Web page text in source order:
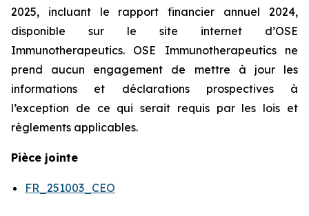
2025, incluant le rapport financier annuel 2024,
disponible sur le site internet d’OSE
Immunotherapeutics. OSE Immunotherapeutics ne
prend aucun engagement de mettre à jour les
informations et déclarations prospectives à
l’exception de ce qui serait requis par les lois et
règlements applicables.
Pièce jointe
FR_251003_CEO